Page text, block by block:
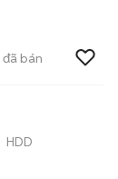
đã bán
HDD